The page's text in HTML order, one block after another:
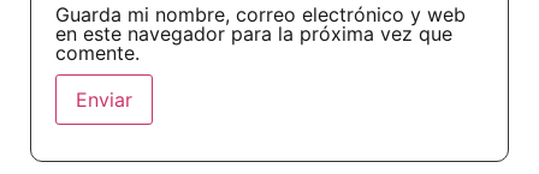
Guarda mi nombre, correo electrónico y web
en este navegador para la próxima vez que
comente.